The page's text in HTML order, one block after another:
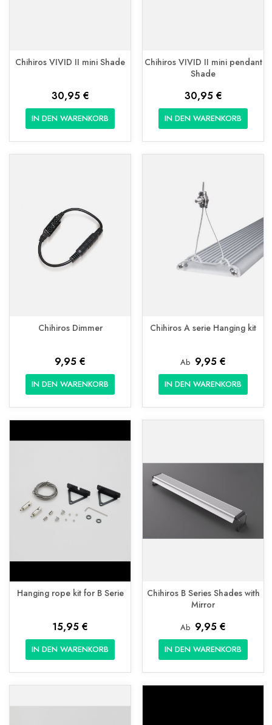
Chihiros VIVID II mini Shade
30,95 €
IN DEN WARENKORB
Chihiros VIVID II mini pendant
Shade
30,95 €
IN DEN WARENKORB
Chihiros Dimmer
9,95 €
IN DEN WARENKORB
Chihiros A serie Hanging kit
Ab 9,95 €
IN DEN WARENKORB
Hanging rope kit for B Serie
15,95 €
IN DEN WARENKORB
Chihiros B Series Shades with
Mirror
Ab 9,95 €
IN DEN WARENKORB